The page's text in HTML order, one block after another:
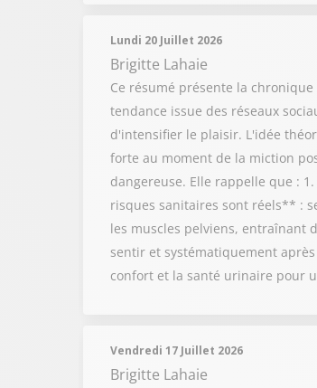
Lundi 20 Juillet 2026
Brigitte Lahaie
Ce résumé présente la
tendance issue des réseaux
d'intensifier le plaisir. L'idée
forte au moment de la miction
dangereuse. Elle rappelle que :
risques sanitaires sont réels** :
les muscles pelviens, entraînant
sentir et systématiquement
confort et la santé urinaire pour
Vendredi 17 Juillet 2026
Brigitte Lahaie